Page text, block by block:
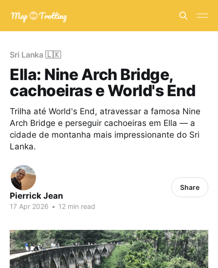
Sri Lanka 🇱🇰
Ella: Nine Arch Bridge,
cachoeiras e World's End
Trilha até World's End, atravessar a famosa Nine
Arch Bridge e perseguir cachoeiras em Ella — a
cidade de montanha mais impressionante do Sri
Lanka.
Pierrick Jean
17 Apr 2026 • 12 min read
Share